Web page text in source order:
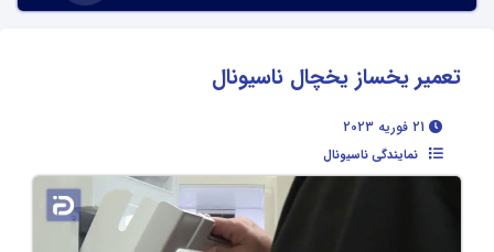
تعمیر یخساز یخچال ناسیونال
نمایندگی ناسیونال